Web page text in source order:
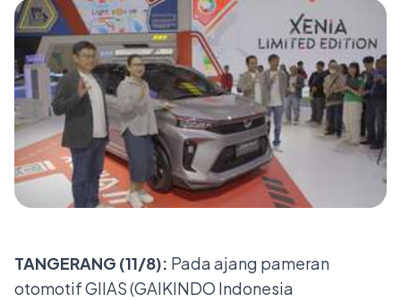
TANGERANG (11/8): Pada ajang pameran
otomotif GIIAS (GAIKINDO Indonesia